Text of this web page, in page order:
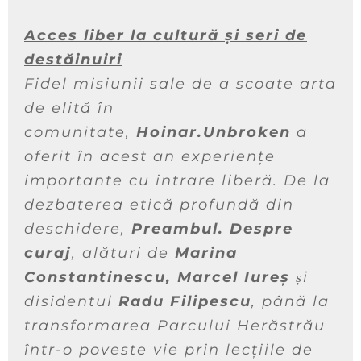
Acces liber la cultură și seri de
destăinuiri
Fidel misiunii sale de a scoate arta
de elită în
comunitate, Hoinar.Unbroken a
oferit în acest an experiențe
importante cu intrare liberă. De la
dezbaterea etică profundă din
deschidere, Preambul. Despre
curaj, alături de Marina
Constantinescu, Marcel Iureș și
disidentul Radu Filipescu, până la
transformarea Parcului Herăstrău
într-o poveste vie prin lecțiile de